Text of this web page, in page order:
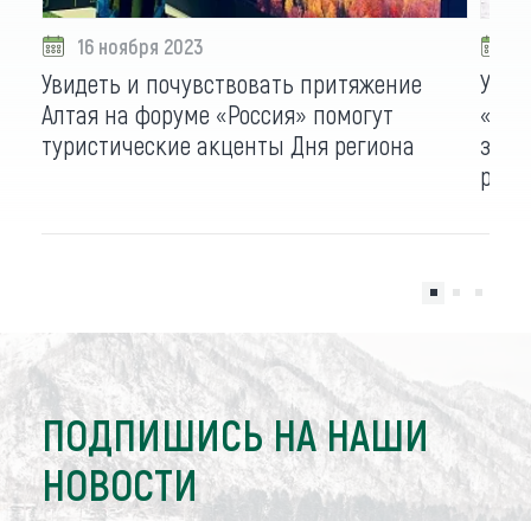
16 ноября 2023
Увидеть и почувствовать притяжение
Алтая на форуме «Россия» помогут
туристические акценты Дня региона
ПОДПИШИСЬ НА НАШИ
НОВОСТИ